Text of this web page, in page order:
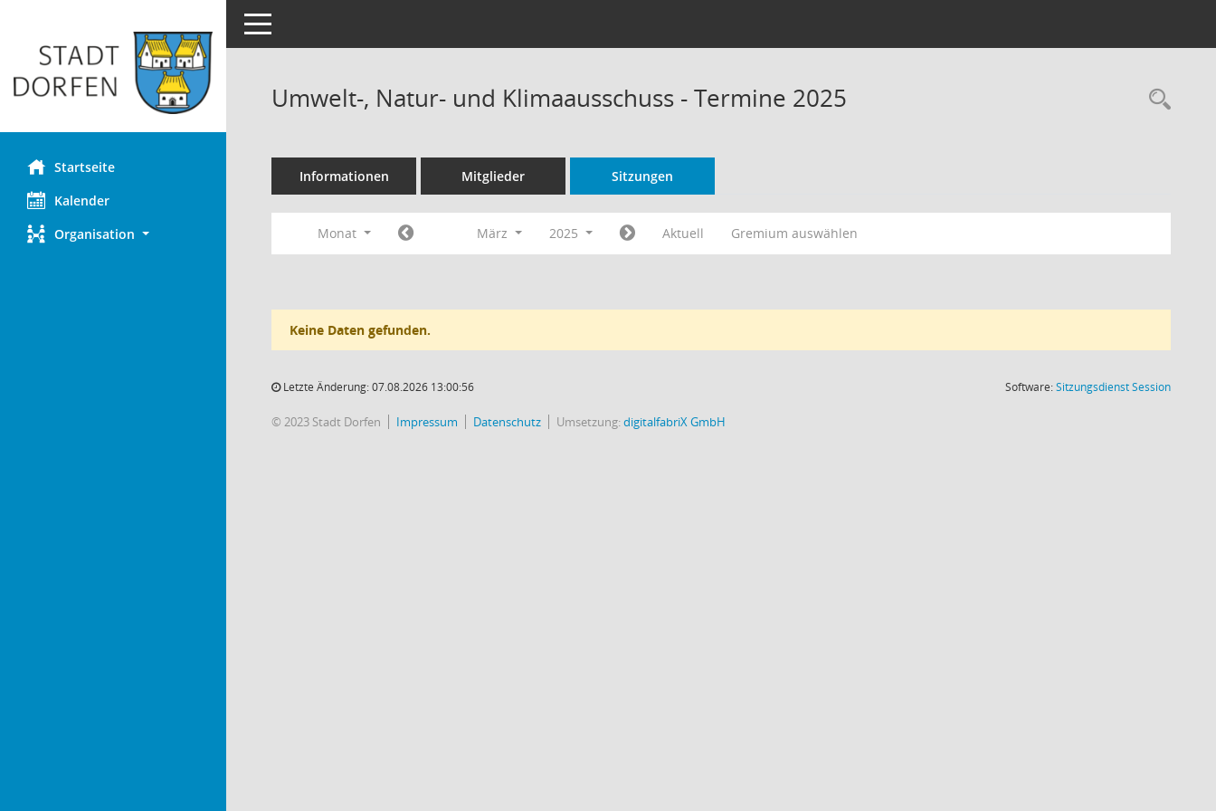
Startseite
Kalender
Organisation
Toggle navigation
Umwelt-, Natur- und Klimaausschuss - Termine 2025
Informationen Mitglieder Sitzungen
Monat März 2025 Aktuell Gremium auswählen
Keine Daten gefunden.
Letzte Änderung: 07.08.2026 13:00:56 Software:SitzungsdienstSession(Wird in
© 2023 Stadt Dorfen Impressum Datenschutz Umsetzung:digitalfabriX GmbH